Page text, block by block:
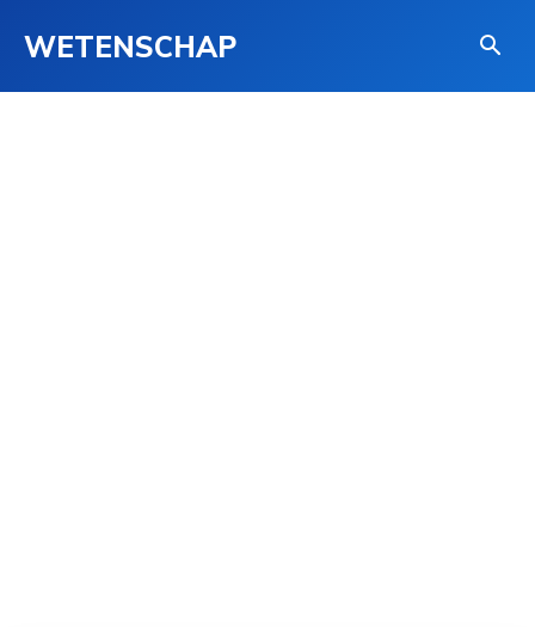
WETENSCHAP